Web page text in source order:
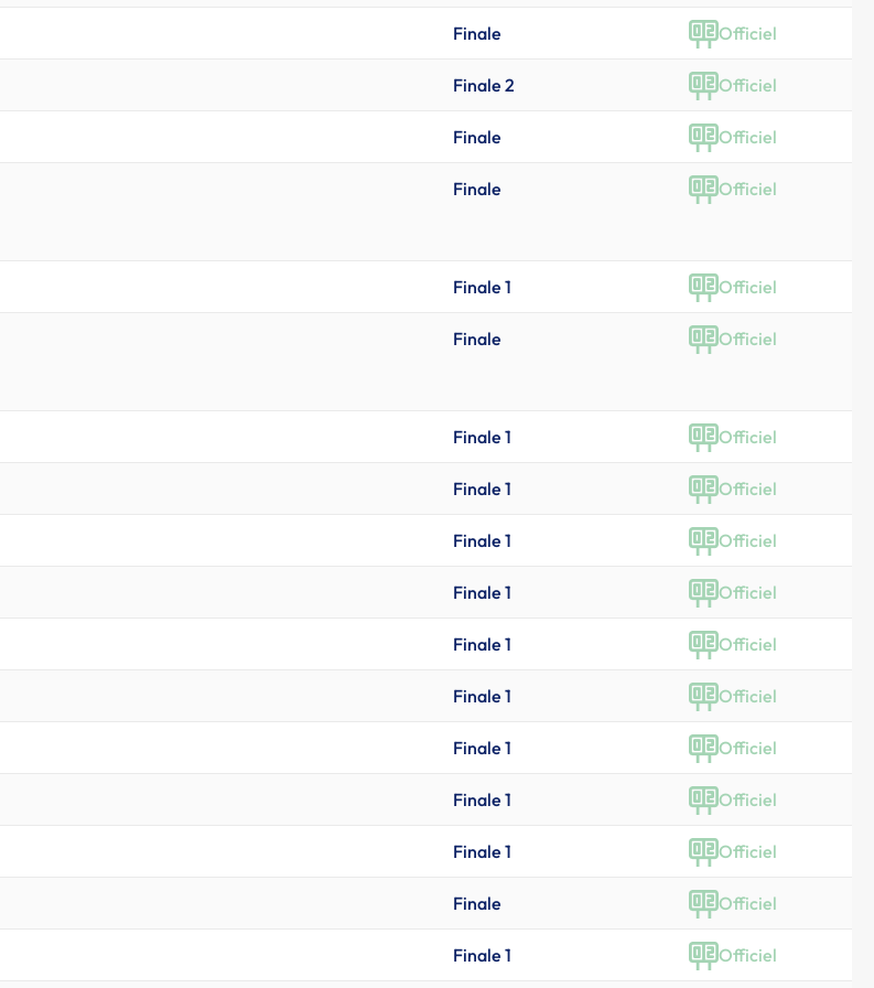
Finale Officiel
Finale 2 Officiel
Finale Officiel
Finale Officiel
Finale 1 Officiel
Finale Officiel
Finale 1 Officiel
Finale 1 Officiel
Finale 1 Officiel
Finale 1 Officiel
Finale 1 Officiel
Finale 1 Officiel
Finale 1 Officiel
Finale 1 Officiel
Finale 1 Officiel
Finale Officiel
Finale 1 Officiel